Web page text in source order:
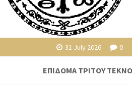
31 July 2026 0
ΕΠΙΔΟΜΑ ΤΡΙΤΟΥ